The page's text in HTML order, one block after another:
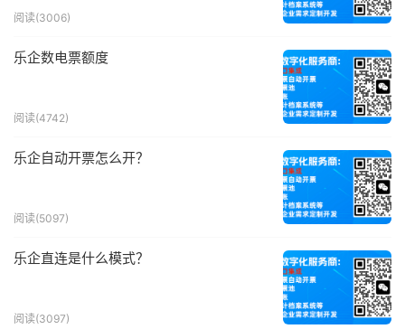
阅读(3006)
乐企数电票额度
阅读(4742)
乐企自动开票怎么开？
阅读(5097)
乐企直连是什么模式？
阅读(3097)